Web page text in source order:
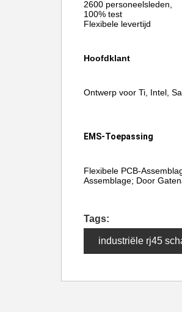
2600 personeelsleden,
100% test
Flexibele levertijd
Hoofdklant
Ontwerp voor Ti, Intel,
EMS-Toepassing
Flexibele PCB-
Assemblage; Door
Tags:
industriële rj45